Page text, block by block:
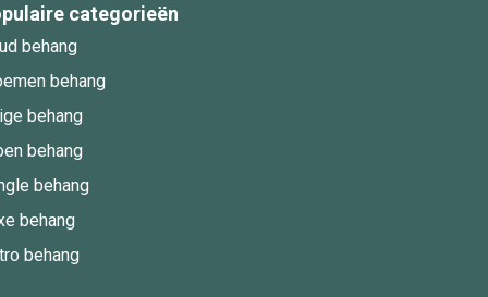
categorieën
behang
behang
behang
behang
behang
behang
behang